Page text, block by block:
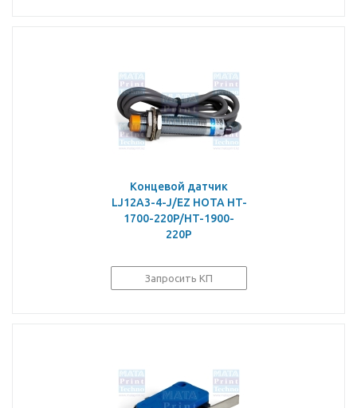
Концевой датчик
LJ12A3-4-J/EZ HOTA HT-
1700-220P/HT-1900-
220P
Запросить КП